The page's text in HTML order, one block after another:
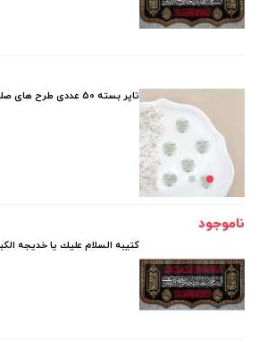
تاپر بسته 50 عددی طرح های صلوات
ناموجود
کتیبه السلام علیك يا خدیجه الكبری /